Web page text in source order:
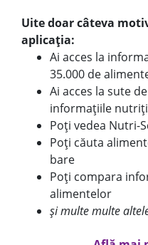
Uite doar câteva
aplicația:
Ai acces la
35.000 de
Ai acces la sute
informațiile
Poți vedea Nutri-
Poți căuta
bare
Poți compara
alimentelor
și multe multe